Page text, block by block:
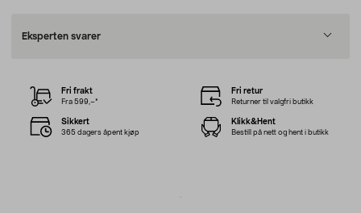
Eksperten svarer
Fri frakt
Fra 599,–*
Fri retur
Returner til valgfri butikk
Sikkert
365 dagers åpent kjøp
Klikk&Hent
Bestill på nett og hent i butikk